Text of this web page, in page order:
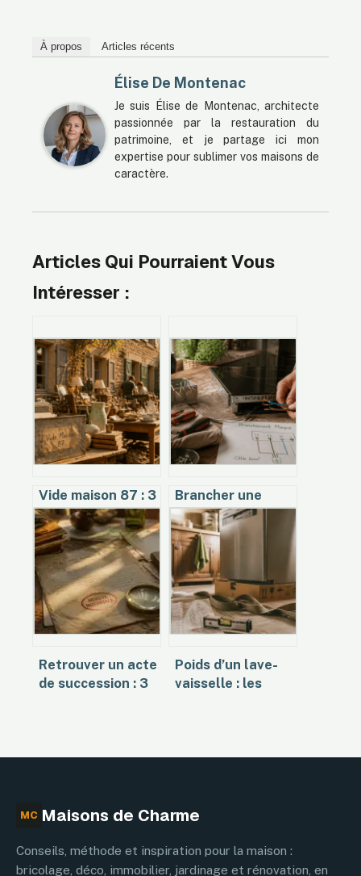
À propos Articles récents
Élise De Montenac
Je suis Élise de Montenac, architecte
passionnée par la restauration du
patrimoine, et je partage ici mon
expertise pour sublimer vos maisons de
caractère.
Articles Qui Pourraient Vous
Intéresser :
Vide maison 87 : 3
stratégies pour
désencombrer
efficacement
votre propriété
Brancher une
plaque de cuisson
: 6 mm² et
disjoncteur 32A
pour éviter
l’incendie
Retrouver un acte
de succession : 3
Poids d’un lave-
vaisselle : les
MC Maisons de Charme
Conseils, méthode et inspiration pour la maison :
bricolage, déco, immobilier, jardinage et rénovation, en